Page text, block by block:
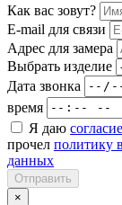
Как вас зовут?
E-mail для связи
Адрес для замера
Выбрать изделие
Дата звонка
время
Я даю согласие
прочел политику
данных
Отправить
×